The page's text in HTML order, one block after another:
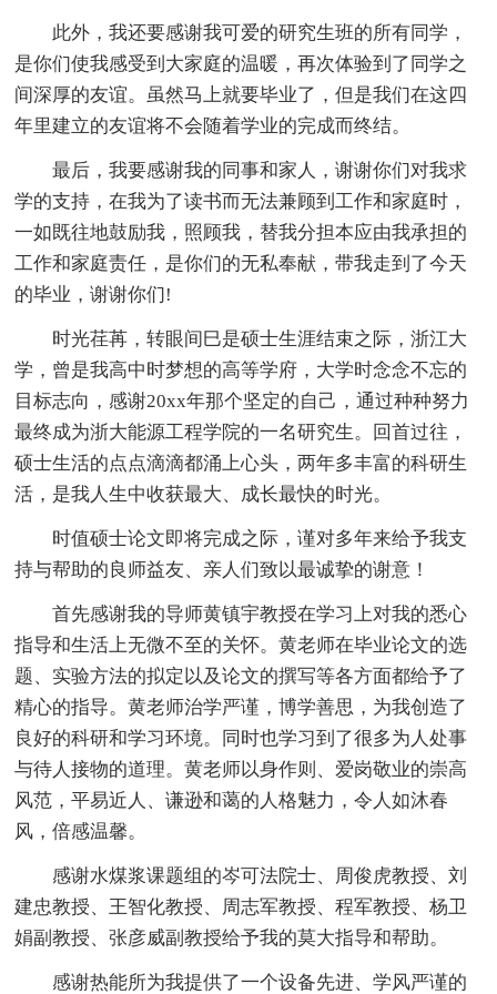
此外，我还要感谢我可爱的研究生班的所有同学，
是你们使我感受到大家庭的温暖，再次体验到了同学之
间深厚的友谊。虽然马上就要毕业了，但是我们在这四
年里建立的友谊将不会随着学业的完成而终结。
最后，我要感谢我的同事和家人，谢谢你们对我求
学的支持，在我为了读书而无法兼顾到工作和家庭时，
一如既往地鼓励我，照顾我，替我分担本应由我承担的
工作和家庭责任，是你们的无私奉献，带我走到了今天
的毕业，谢谢你们!
时光荏苒，转眼间巳是硕士生涯结束之际，浙江大
学，曾是我高中时梦想的高等学府，大学时念念不忘的
目标志向，感谢20xx年那个坚定的自己，通过种种努力
最终成为浙大能源工程学院的一名研究生。回首过往，
硕士生活的点点滴滴都涌上心头，两年多丰富的科研生
活，是我人生中收获最大、成长最快的时光。
时值硕士论文即将完成之际，谨对多年来给予我支
持与帮助的良师益友、亲人们致以最诚挚的谢意！
首先感谢我的导师黄镇宇教授在学习上对我的悉心
指导和生活上无微不至的关怀。黄老师在毕业论文的选
题、实验方法的拟定以及论文的撰写等各方面都给予了
精心的指导。黄老师治学严谨，博学善思，为我创造了
良好的科研和学习环境。同时也学习到了很多为人处事
与待人接物的道理。黄老师以身作则、爱岗敬业的崇高
风范，平易近人、谦逊和蔼的人格魅力，令人如沐春
风，倍感温馨。
感谢水煤浆课题组的岑可法院士、周俊虎教授、刘
建忠教授、王智化教授、周志军教授、程军教授、杨卫
娟副教授、张彦威副教授给予我的莫大指导和帮助。
感谢热能所为我提供了一个设备先进、学风严谨的